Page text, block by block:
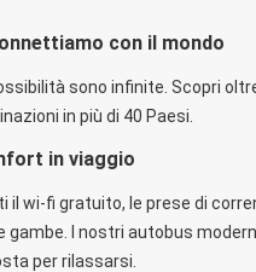
con il mondo
sono infinite. Scopri
in più di 40 Paesi.
in viaggio
il wi-fi gratuito, le prese di
gambe. I nostri autobus
per rilassarsi.